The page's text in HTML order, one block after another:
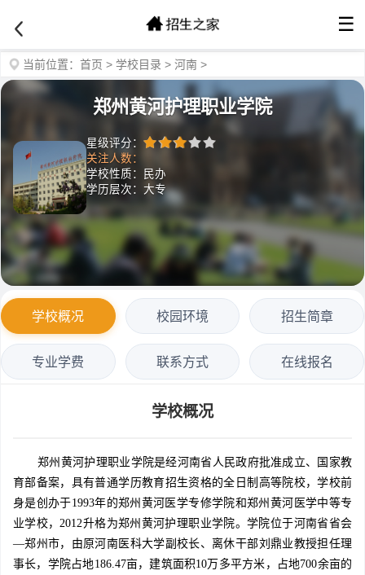
☰
当前位置： 首页 > 学校目录 > 河南 >
郑州黄河护理职业学院
星级评分：
关注人数：
学校性质：民办
学历层次：大专
学校概况 校园环境 招生简章
专业学费 联系方式 在线报名
学校概况
郑州黄河护理职业学院是经河南省人民政府批准成立、国家教
育部备案，具有普通学历教育招生资格的全日制高等院校，学校前
身是创办于1993年的郑州黄河医学专修学院和郑州黄河医学中等专
业学校，2012升格为郑州黄河护理职业学院。学院位于河南省省会
—郑州市，由原河南医科大学副校长、离休干部刘鼎业教授担任理
事长，学院占地186.47亩，建筑面积10万多平方米，占地700余亩的